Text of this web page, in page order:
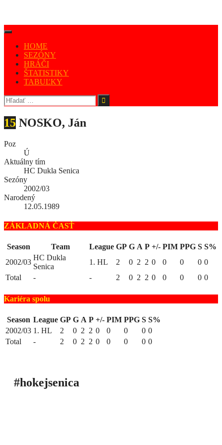
HOME
SEZÓNY
HRÁČI
ŠTATISTIKY
TABUĽKY
15 NOSKO, Ján
Poz
Ú
Aktuálny tím
HC Dukla Senica
Sezóny
2002/03
Narodený
12.05.1989
ZÁKLADNÁ ČASŤ
Season Team League GP G A P +/- PIM PPG S S%
2002/03
HC Dukla
Senica
1. HL 2 0 2 2 0 0 0 0 0
Total
- - 2 0 2 2 0 0 0 0 0
Kariéra spolu
Season League GP G A P +/- PIM PPG S S%
2002/03 1. HL 2 0 2 2 0 0 0 0 0
Total
- 2 0 2 2 0 0 0 0 0
#hokejsenica